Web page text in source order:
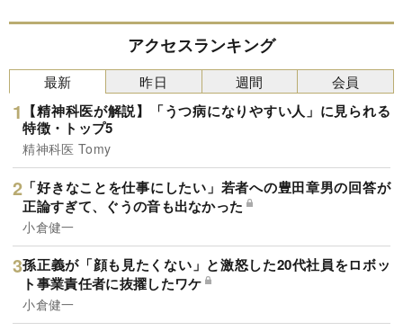
アクセスランキング
最新
【精神科医が解説】「うつ病になりやすい人」に見られる
特徴・トップ5
精神科医 Tomy
「好きなことを仕事にしたい」若者への豊田章男の回答が
正論すぎて、ぐうの音も出なかった
小倉健一
孫正義が「顔も見たくない」と激怒した20代社員をロボッ
ト事業責任者に抜擢したワケ
小倉健一
昨日 週間 会員